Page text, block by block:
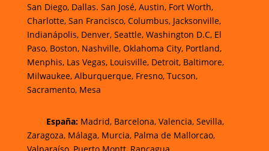
San Diego, Dallas. San José, Austin, Fort Worth,
Charlotte, San Francisco, Columbus, Jacksonville,
Indianápolis, Denver, Seattle, Washington D.C, El
Paso, Boston, Nashville, Oklahoma City, Portland,
Menphis, Las Vegas, Louisville, Detroit, Baltimore,
Milwaukee, Alburquerque, Fresno, Tucson,
Sacramento, Mesa
España: Madrid, Barcelona, Valencia, Sevilla,
Zaragoza, Málaga, Murcia, Palma de Mallorcao,
Valparaíso, Puerto Montt, Rancagua